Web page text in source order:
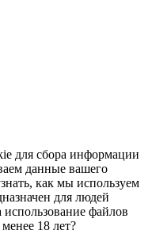
для сбора информации
данные вашего
как мы используем
для людей
файлов
18 лет?